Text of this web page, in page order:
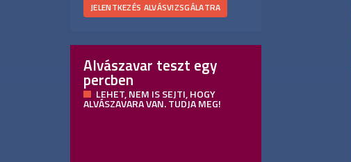
JELENTKEZÉS ALVÁSVIZSGÁLATRA
Alvászavar teszt egy
percben
LEHET, NEM IS SEJTI, HOGY
ALVÁSZAVARA VAN. TUDJA MEG!